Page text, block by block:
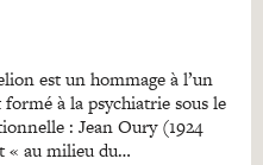
est un hommage à l’un
à la psychiatrie sous le
: Jean Oury (1924
« au milieu du…